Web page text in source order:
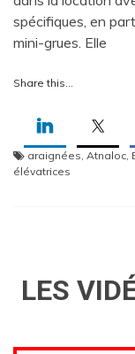
spécifiques, en
mini-grues. Elle
Share this...
araignées, Atnaloc,
élévatrices
LES